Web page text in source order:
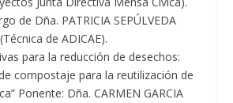
de Dña. PATRICIA SEPÚLVEDA
de ADICAE).
para la reducción de desechos:
compostaje para la reutilización de
Ponente: Dña. CARMEN GARCIA